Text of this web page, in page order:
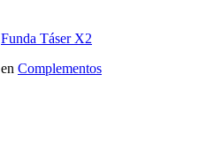
Funda Táser X2
en Complementos